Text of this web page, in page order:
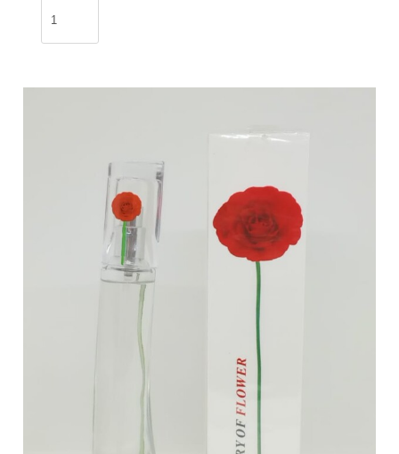
BLACK
OPIUM
100ml